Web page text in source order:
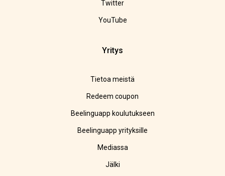
Twitter
YouTube
Yritys
Tietoa meistä
Redeem coupon
Beelinguapp koulutukseen
Beelinguapp yrityksille
Mediassa
Jälki